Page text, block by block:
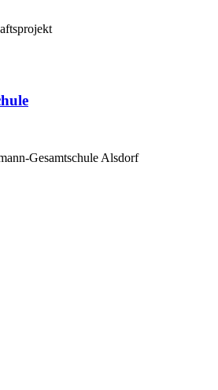
Gesamtschule Alsdorf